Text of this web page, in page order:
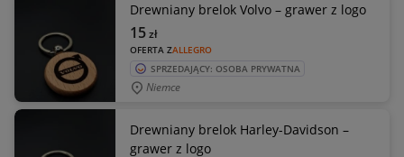
Drewniany brelok Volvo – grawer z logo
OFERTA ZALLEGRO
15zł
SPRZEDAJĄCY: OSOBA PRYWATNA
Niemce
Drewniany brelok Harley-Davidson –
grawer z logo